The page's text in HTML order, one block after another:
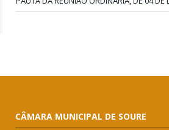
CÂMARA MUNICIPAL DE SOURE